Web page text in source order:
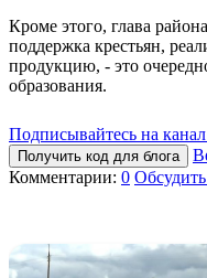
Кроме этого, глава
поддержка крестьян,
продукцию, - это
образования.
Подписывайтесь на
Получить код для блога
Комментарии: 0